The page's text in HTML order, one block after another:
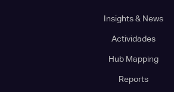
Insights & News
Actividades
Hub Mapping
Reports